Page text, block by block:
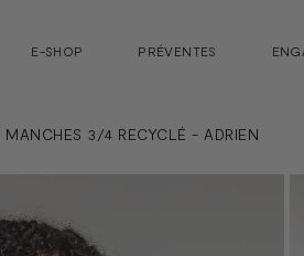
E-SHOP PRÉVENTES
MANCHES 3/4 RECYCLÉ - ADRIEN